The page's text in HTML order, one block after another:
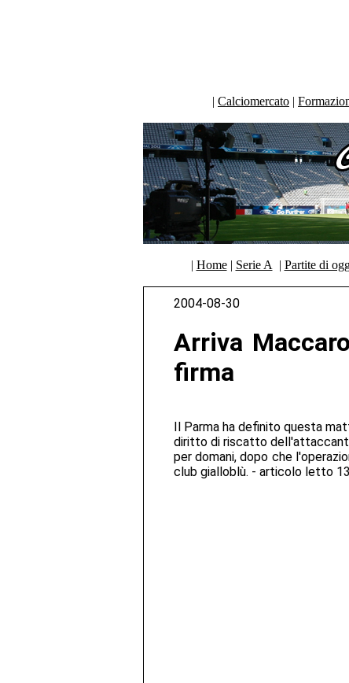
| Calciomercato |
| Home| Serie A | Partite di
2004-08-30
Arriva
firma
Il Parma ha definito questa
diritto di riscatto
per domani, dopo che
club gialloblù. - articolo letto